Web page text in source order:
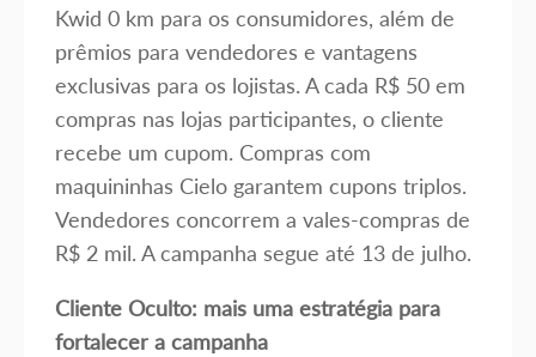
Kwid 0 km para os consumidores, além de
prêmios para vendedores e vantagens
exclusivas para os lojistas. A cada R$ 50 em
compras nas lojas participantes, o cliente
recebe um cupom. Compras com
maquininhas Cielo garantem cupons triplos.
Vendedores concorrem a vales-compras de
R$ 2 mil. A campanha segue até 13 de julho.
Cliente Oculto: mais uma estratégia para
fortalecer a campanha